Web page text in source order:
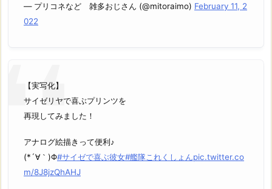
— プリコネなど 雑多おじさん (@mitoraimo) February 11, 2
022
【実写化】
サイゼリヤで喜ぶプリンツを
再現してみました！
アナログ絵描きって便利♪
(*´∀｀)Φ#サイゼで喜ぶ彼女#艦隊これくしょんpic.twitter.co
m/8J8jzQhAHJ